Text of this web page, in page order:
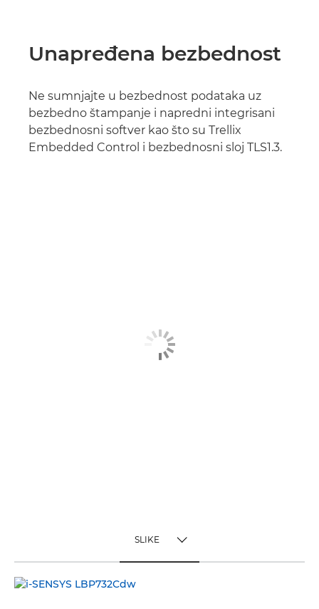
Unapređena bezbednost
Ne sumnjajte u bezbednost podataka uz
bezbedno štampanje i napredni integrisani
bezbednosni softver kao što su Trellix
Embedded Control i bezbednosni sloj TLS1.3.
SLIKE